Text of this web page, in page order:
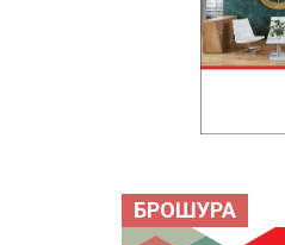
БРОШУРА